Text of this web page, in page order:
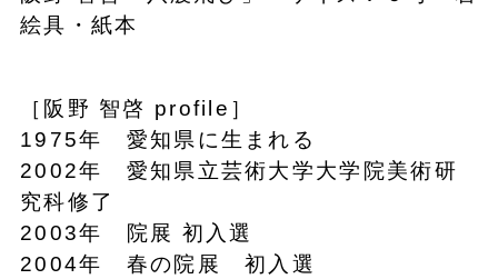
絵具・紙本
［阪野 智啓 profile］
1975年 愛知県に生まれる
2002年 愛知県立芸術大学大学院美術研
究科修了
2003年 院展 初入選
2004年 春の院展 初入選